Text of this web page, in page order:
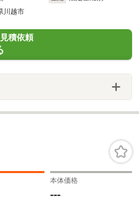
川越市
積依頼
本体価格
---